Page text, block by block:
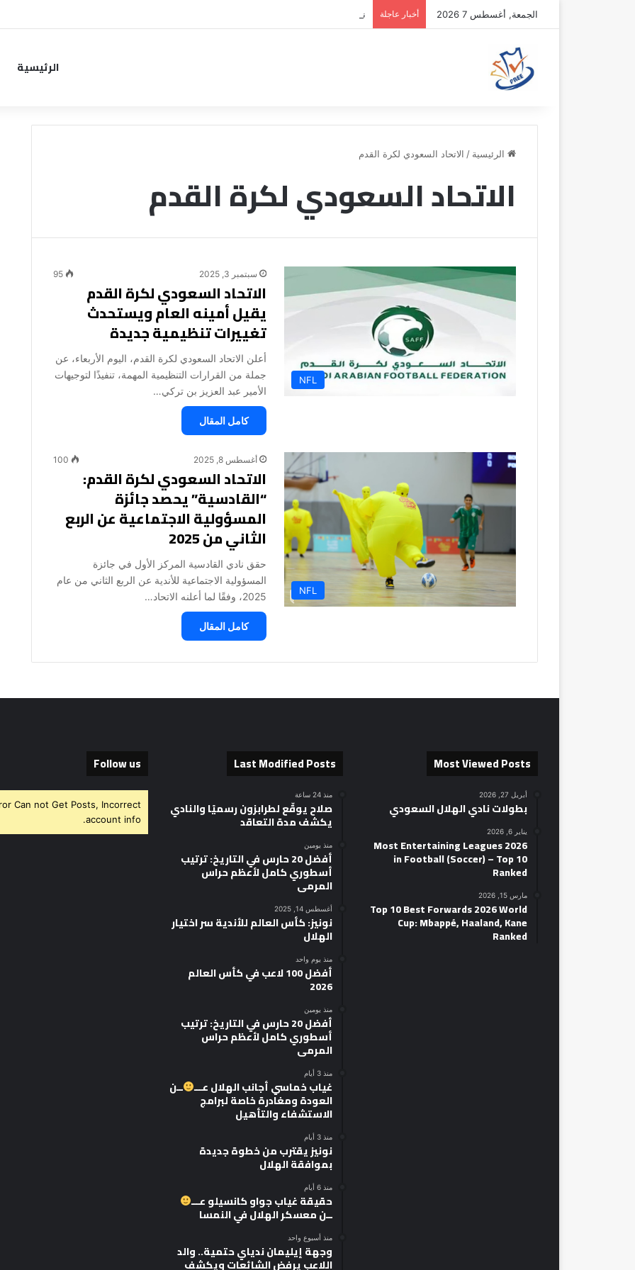
الجمعة, أغسطس 7 2026 أخبار عاجلة نونيز يقترب من خطوة جديدة بموافقة الهلال
الرئيسية
الرئيسية / الاتحاد السعودي لكرة القدم
الاتحاد السعودي لكرة القدم
NFL
سبتمبر 3, 2025 95
الاتحاد السعودي لكرة القدم
يقيل أمينه العام ويستحدث
تغييرات تنظيمية جديدة
أعلن الاتحاد السعودي لكرة القدم، اليوم الأربعاء، عن
جملة من القرارات التنظيمية المهمة، تنفيذًا لتوجيهات
الأمير عبد العزيز بن تركي…
كامل المقال
NFL
أغسطس 8, 2025 100
الاتحاد السعودي لكرة القدم:
“القادسية” يحصد جائزة
المسؤولية الاجتماعية عن الربع
الثاني من 2025
حقق نادي القادسية المركز الأول في جائزة
المسؤولية الاجتماعية للأندية عن الربع الثاني من عام
2025، وفقًا لما أعلنه الاتحاد…
كامل المقال
Most Viewed Posts
أبريل 27, 2026
بطولات نادي الهلال السعودي
يناير 6, 2026
2026 Most Entertaining Leagues
in Football (Soccer) – Top 10
Ranked
مارس 15, 2026
Top 10 Best Forwards 2026 World
Cup: Mbappé, Haaland, Kane
Ranked
Last Modified Posts
منذ 24 ساعة
صلاح يوقّع لطرابزون رسميًا والنادي
يكشف مدة التعاقد
منذ يومين
أفضل 20 حارس في التاريخ: ترتيب
أسطوري كامل لأعظم حراس
المرمى
أغسطس 14, 2025
نونيز: كأس العالم للأندية سر اختيار
الهلال
منذ يوم واحد
أفضل 100 لاعب في كأس العالم
2026
منذ يومين
أفضل 20 حارس في التاريخ: ترتيب
أسطوري كامل لأعظم حراس
المرمى
منذ 3 أيام
غياب خماسي أجانب الهلال عـــ ــن
العودة ومغادرة خاصة لبرامج
الاستشفاء والتأهيل
منذ 3 أيام
نونيز يقترب من خطوة جديدة
بموافقة الهلال
منذ 6 أيام
حقيقة غياب جواو كانسيلو عـــ
ــن معسكر الهلال في النمسا
منذ أسبوع واحد
وجهة إيليمان ندياي حتمية.. والد
اللاعب يرفض الشائعات ويكشف
Follow us
Can not Get Posts, Incorrect
account info.